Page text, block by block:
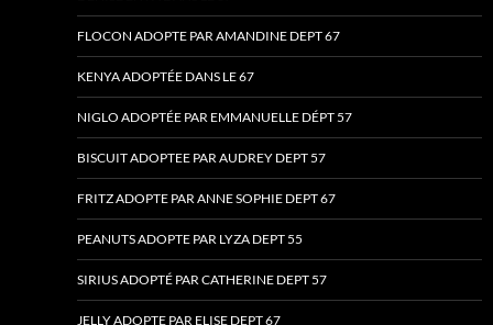
FLOCON ADOPTE PAR AMANDINE DEPT 67
KENYA ADOPTÉE DANS LE 67
NIGLO ADOPTÉE PAR EMMANUELLE DÉPT 57
BISCUIT ADOPTEE PAR AUDREY DEPT 57
FRITZ ADOPTE PAR ANNE SOPHIE DEPT 67
PEANUTS ADOPTE PAR LYZA DEPT 55
SIRIUS ADOPTÉ PAR CATHERINE DEPT 57
JELLY ADOPTE PAR ELISE DEPT 67